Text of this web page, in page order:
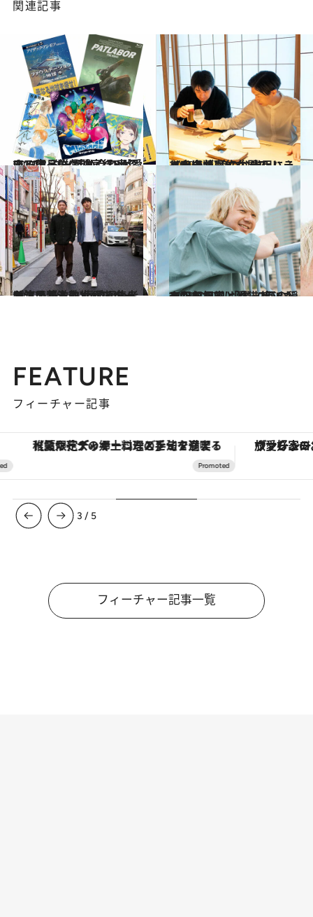
関連記事
2020.8.2
テレ東・佐久間宣行Pが愛する作品群 面白くて奥深い“エンタメ詰め合わせ”
カルチャー 2020.6.6
《完全版》佐久間P×ハライチ岩井 娘の弁当用にふりかけが届くなんて！
カルチャー
2020.6.16
お笑い芸人のYouTube&ラジオが激熱 偏愛編集者が注目する次世代スターは？
カルチャー 2021.7.17
三四郎相田と愛猫2匹の穏やかな日常 「僕、犬派だったんですけど...(笑)」
カルチャー
FEATURE
フィーチャー記事
【夏限定ディナーコース】旬を迎える稚鮎や花ズッキーニなどをイタリア・トスカーナの郷土料理の手法で満喫！ ヴァシュロン・コンスタンタ
3 / 5
フィーチャー記事一覧